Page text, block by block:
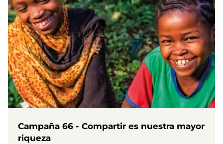
Campaña 66 - Compartir es nuestra mayor
riqueza